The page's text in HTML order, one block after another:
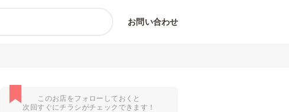
お問い合わせ
このお店をフォローしておくと
次回すぐにチラシがチェックできます！